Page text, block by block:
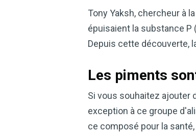
Tony Yaksh, chercheur à
épuisaient la substance
Depuis cette découverte,
Les piments
Si vous souhaitez ajouter
exception à ce groupe
ce composé pour la